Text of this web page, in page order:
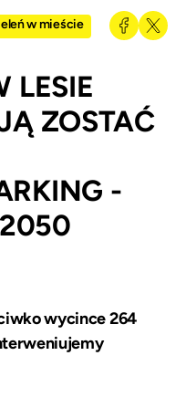
w mieście
LESIE
ZOSTAĆ
-
wycince 264